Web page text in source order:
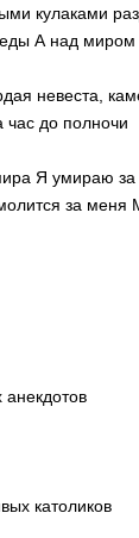
кулаками
А над
невеста,
до полночи
Я умираю за
за
католиков